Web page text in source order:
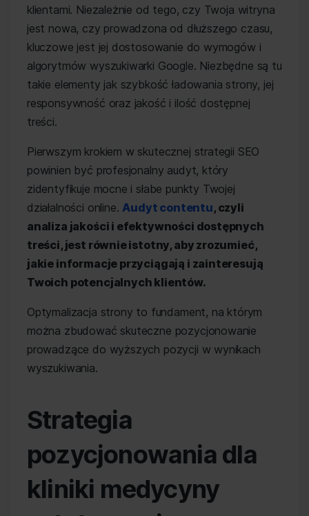
klientami. Niezależnie od tego, czy Twoja witryna
jest nowa, czy prowadzona od dłuższego czasu,
kluczowe jest jej dostosowanie do wymogów i
algorytmów wyszukiwarki Google. Niezbędne są tu
takie elementy jak szybkość ładowania strony, jej
responsywność oraz jakość i ilość dostępnej
treści.
Pierwszym krokiem w skutecznej strategii SEO
powinien być profesjonalny audyt, który
zidentyfikuje mocne i słabe punkty Twojej
działalności online.Audyt contentu, czyli
analiza jakości i efektywności dostępnych
treści, jest równie istotny, aby zrozumieć,
jakie informacje przyciągają i zainteresują
Twoich potencjalnych klientów.
Optymalizacja strony to fundament, na którym
można zbudować skuteczne pozycjonowanie
prowadzące do wyższych pozycji w wynikach
wyszukiwania.
Strategia
pozycjonowania dla
kliniki medycyny